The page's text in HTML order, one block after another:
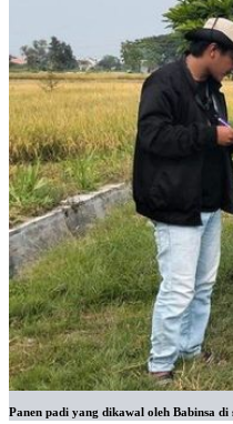
Panen padi yang dikawal oleh Babinsa